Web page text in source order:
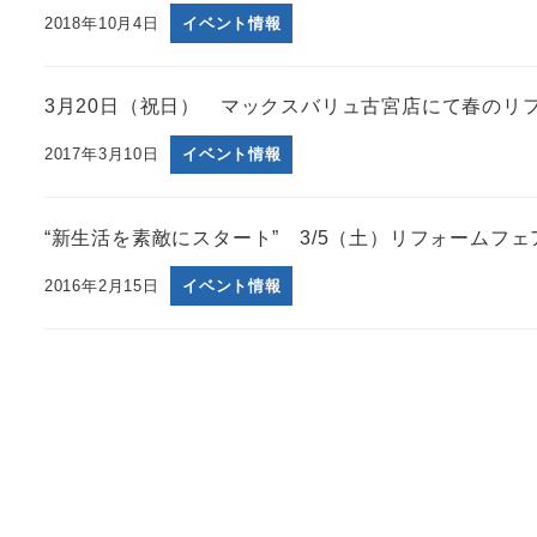
2018年10月4日 イベント情報
3月20日（祝日） マックスバリュ古宮店にて春のリ
2017年3月10日 イベント情報
“新生活を素敵にスタート” 3/5（土）リフォームフェ
2016年2月15日 イベント情報